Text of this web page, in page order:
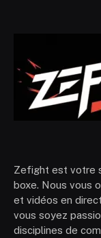
Zefight est votre
boxe. Nous vous
et vidéos en
vous soyez
disciplines de